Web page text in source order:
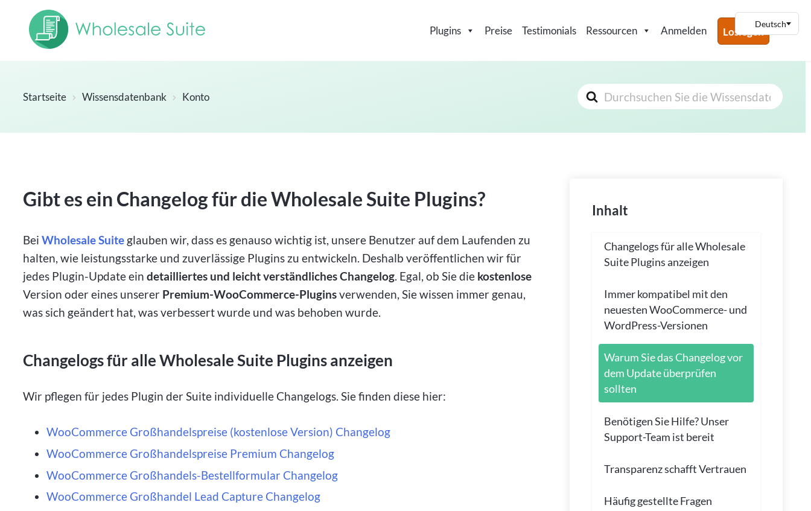
Plugins Preise Testimonials Ressourcen Anmelden Loslegen
Suchen
nach
Startseite Wissensdatenbank Konto
Gibt es ein Changelog für die Wholesale Suite Plugins?
BeiWholesale Suite glauben wir, dass es genauso wichtig ist, unsere Benutzer auf dem Laufenden zu
halten, wie leistungsstarke und zuverlässige Plugins zu entwickeln. Deshalb veröffentlichen wir für
jedes Plugin-Update eindetailliertes und leicht verständliches Changelog. Egal, ob Sie die kostenlose
Version oder eines unserer Premium-WooCommerce-Pluginsverwenden, Sie wissen immer genau,
was sich geändert hat, was verbessert wurde und was behoben wurde.
Changelogs für alle Wholesale Suite Plugins anzeigen
Wir pflegen für jedes Plugin der Suite individuelle Changelogs. Sie finden diese hier:
WooCommerce Großhandelspreise (kostenlose Version) Changelog
WooCommerce Großhandelspreise Premium Changelog
WooCommerce Großhandels-Bestellformular Changelog
WooCommerce Großhandel Lead Capture Changelog
Inhalt
Changelogs für alle Wholesale
Suite Plugins anzeigen
Immer kompatibel mit den
neuesten WooCommerce- und
WordPress-Versionen
Warum Sie das Changelog vor
dem Update überprüfen
sollten
Benötigen Sie Hilfe? Unser
Support-Team ist bereit
Transparenz schafft Vertrauen
Häufig gestellte Fragen